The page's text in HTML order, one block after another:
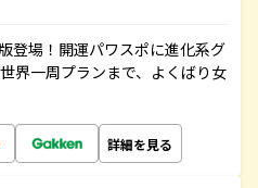
登場！開運パワスポに進化系グ
界一周プランまで、よくばり女
詳細を見る